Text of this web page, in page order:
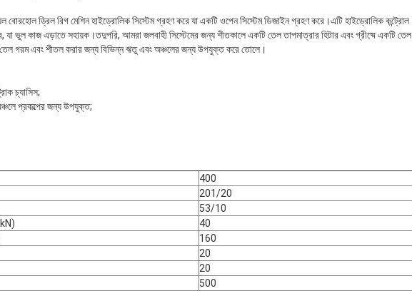
ড্রিল রিগ মেশিন হাইড্রোলিক সিস্টেম গ্রহণ করে যা একটি ওপেন সিস্টেম ডিজাইন গ্রহণ করে।এটি হাইড্রোলিক কন্ট্রোল
যা ভুল কাজ এড়াতে সহায়ক।তদুপরি, আমরা জলবাহী সিস্টেমের জন্য শীতকালে একটি তেল তাপমাত্রার হিটার এবং গ্রীষ্মে একটি তেল
তেল গরম এবং শীতল করার জন্য বিভিন্ন ঋতু এবং অঞ্চলের জন্য উপযুক্ত করে তোলে।
চ্যাসিস;
প্রকল্পের জন্য উপযুক্ত;
400
201/20
53/10
40
160
20
20
500